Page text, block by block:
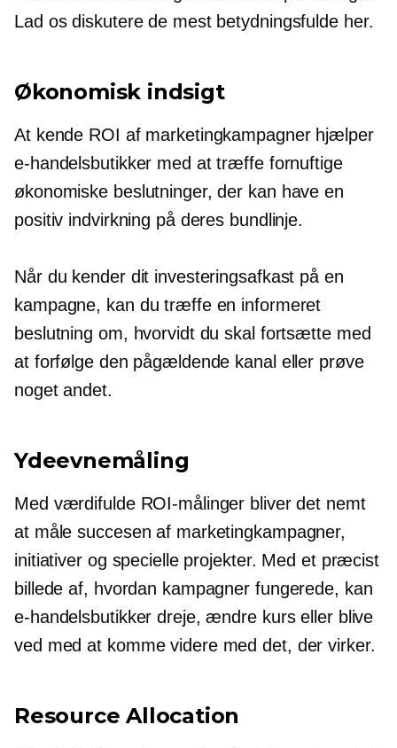
Lad os diskutere de mest betydningsfulde her.
Økonomisk indsigt
At kende ROI af marketingkampagner hjælper
e-handelsbutikker med at træffe fornuftige
økonomiske beslutninger, der kan have en
positiv indvirkning på deres bundlinje.
Når du kender dit investeringsafkast på en
kampagne, kan du træffe en informeret
beslutning om, hvorvidt du skal fortsætte med
at forfølge den pågældende kanal eller prøve
noget andet.
Ydeevnemåling
Med værdifulde ROI-målinger bliver det nemt
at måle succesen af ​​marketingkampagner,
initiativer og specielle projekter. Med et præcist
billede af, hvordan kampagner fungerede, kan
e-handelsbutikker dreje, ændre kurs eller blive
ved med at komme videre med det, der virker.
Resource Allocation